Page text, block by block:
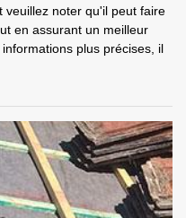
veuillez noter qu'il peut faire
en assurant un meilleur
plus précises, il